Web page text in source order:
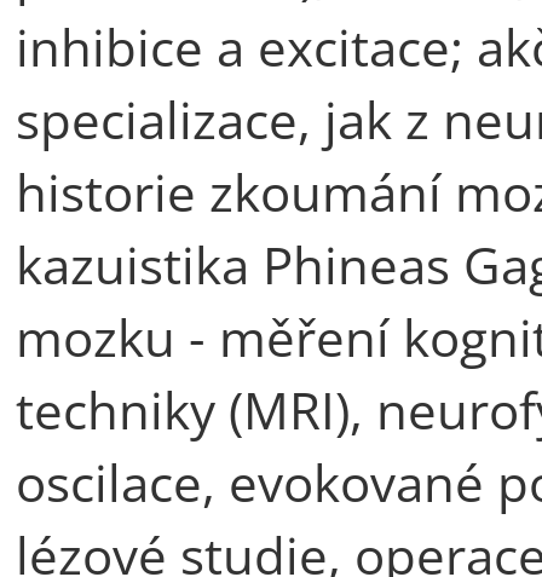
inhibice a excitace;
specializace, jak z
historie zkoumání
kazuistika Phineas
mozku - měření
techniky (MRI),
oscilace, evokované
lézové studie,